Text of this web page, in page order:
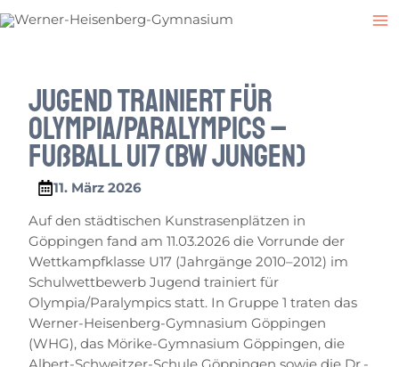
Inhalt
Jugend trainiert für
Olympia/Paralympics –
Fußball U17 (BW Jungen)
11. März 2026
Auf den städtischen Kunstrasenplätzen in
Göppingen fand am 11.03.2026 die Vorrunde der
Wettkampfklasse U17 (Jahrgänge 2010–2012) im
Schulwettbewerb Jugend trainiert für
Olympia/Paralympics statt. In Gruppe 1 traten das
Werner-Heisenberg-Gymnasium Göppingen
(WHG), das Mörike-Gymnasium Göppingen, die
navigation